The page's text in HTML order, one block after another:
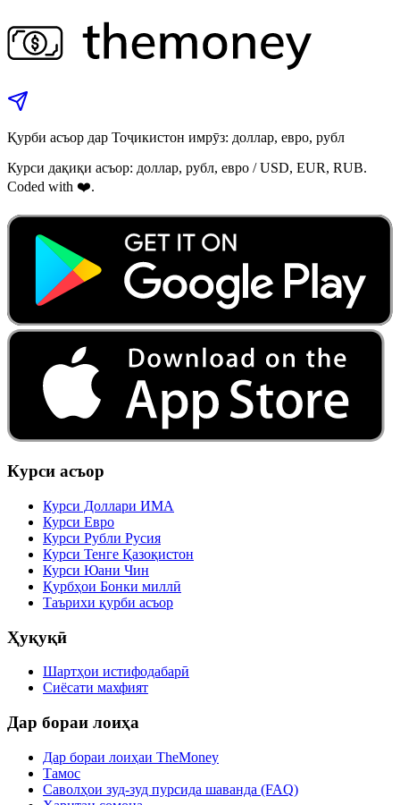
Қурби асъор дар Тоҷикистон имрӯз: доллар, евро, рубл
Курси дақиқи асъор: доллар, рубл, евро / USD, EUR, RUB.
Coded with ❤️.
Курси асъор
Курси Доллари ИМА
Курси Евро
Курси Рубли Русия
Курси Тенге Қазоқистон
Курси Юани Чин
Қурбҳои Бонки миллӣ
Таърихи қурби асъор
Ҳуқуқӣ
Шартҳои истифодабарӣ
Сиёсати махфият
Дар бораи лоиҳа
Дар бораи лоиҳаи TheMoney
Тамос
Саволҳои зуд-зуд пурсида шаванда (FAQ)